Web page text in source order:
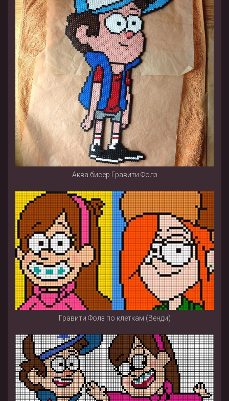
Аква бисер Гравити Фолз
Гравити Фолз по клеткам (Венди)